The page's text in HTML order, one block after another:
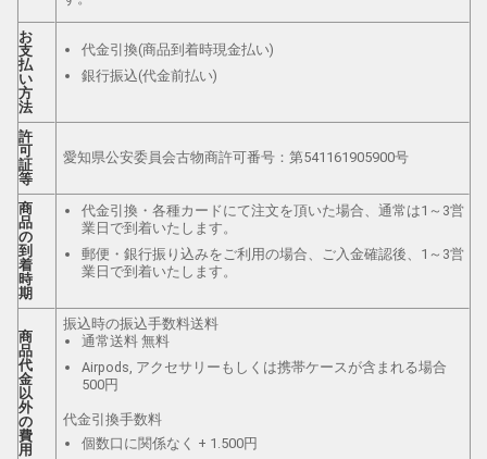
お
支
払
い
方
法
代金引換(商品到着時現金払い)
銀行振込(代金前払い)
許
可
証
等
愛知県公安委員会古物商許可番号：第541161905900号
商
品
の
到
着
時
期
代金引換・各種カードにて注文を頂いた場合、通常は1～3営
業日で到着いたします。
郵便・銀行振り込みをご利用の場合、ご入金確認後、1～3営
業日で到着いたします。
商
品
代
金
以
外
の
費
用
振込時の振込手数料送料
通常送料 無料
Airpods, アクセサリーもしくは携帯ケースが含まれる場合
500円
代金引換手数料
個数口に関係なく + 1.500円